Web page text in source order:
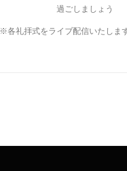
過ごしましょう
※各礼拝式をライブ配信いたします